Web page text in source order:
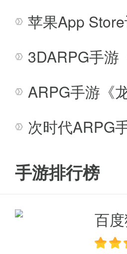
六是怪物攻城，
苹果App
3DARPG手游
ARPG手游《
次时代ARPG
手游排行榜
百